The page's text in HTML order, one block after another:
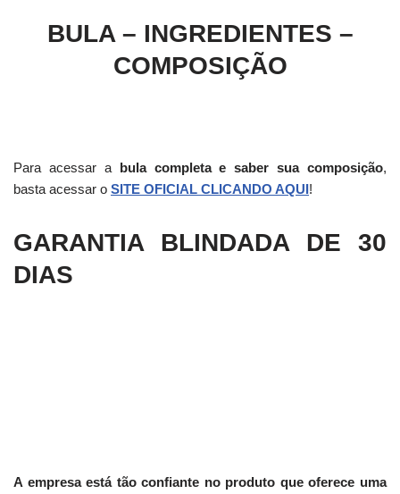
BULA – INGREDIENTES –
COMPOSIÇÃO
Para acessar a bula completa e saber sua composição,
basta acessar o SITE OFICIAL CLICANDO AQUI!
GARANTIA BLINDADA DE 30
DIAS
A empresa está tão confiante no produto que oferece uma